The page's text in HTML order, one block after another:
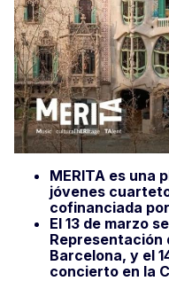
MERITA es una
jóvenes
cofinanciada
El 13 de marzo
Representación
Barcelona, y el
concierto en la